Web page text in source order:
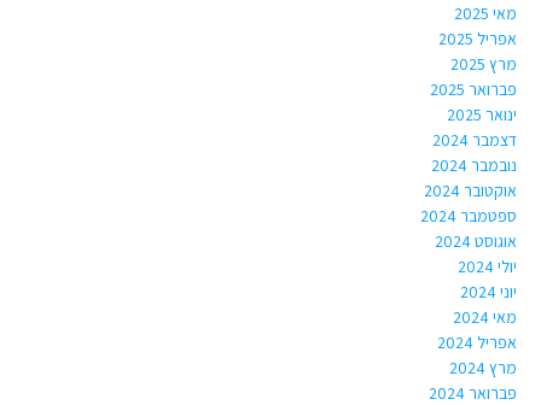
מאי 2025
אפריל 2025
מרץ 2025
פברואר 2025
ינואר 2025
דצמבר 2024
נובמבר 2024
אוקטובר 2024
ספטמבר 2024
אוגוסט 2024
יולי 2024
יוני 2024
מאי 2024
אפריל 2024
מרץ 2024
פברואר 2024